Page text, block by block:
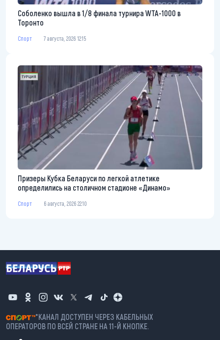
Соболенко вышла в 1/8 финала турнира WTA-1000 в
Торонто
Спорт 7 августа, 2026 12:15
Призеры Кубка Беларуси по легкой атлетике
определились на столичном стадионе «Динамо»
Спорт 6 августа, 2026 22:10
*КАНАЛ ДОСТУПЕН ЧЕРЕЗ КАБЕЛЬНЫХ
ОПЕРАТОРОВ ПО ВСЕЙ СТРАНЕ НА 11-Й КНОПКЕ.